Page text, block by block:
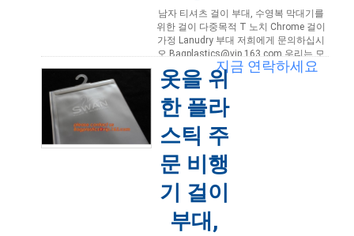
남자 티셔츠 걸이 부대, 수영복 막대기를
위한 걸이 다중목적 T 노치 Chrome 걸이
가정 Lanudry 부대 저희에게 문의하십시
오 Bagplastics@vip.163.com 우리는 모
든 유형에 의하여 박판으로 만들어진 부대
의 직업적인 제조자입니다, ...
2021-03-30 12:14:00
옷을 위
한 플라
스틱 주
문 비행
기 걸이
부대,
지금 연락하세요